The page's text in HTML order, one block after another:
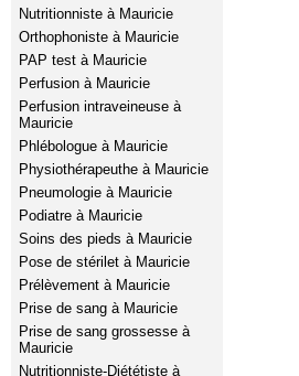
Nutritionniste à Mauricie
Orthophoniste à Mauricie
PAP test à Mauricie
Perfusion à Mauricie
Perfusion intraveineuse à
Mauricie
Phlébologue à Mauricie
Physiothérapeuthe à Mauricie
Pneumologie à Mauricie
Podiatre à Mauricie
Soins des pieds à Mauricie
Pose de stérilet à Mauricie
Prélèvement à Mauricie
Prise de sang à Mauricie
Prise de sang grossesse à
Mauricie
Nutritionniste-Diététiste à